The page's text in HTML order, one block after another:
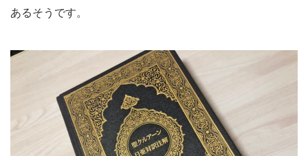
あるそうです。